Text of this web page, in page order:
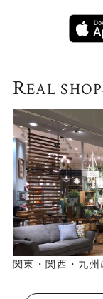
張地の“ボンデ
生産過程で出た
ロジー素材です。
REAL SHOP
関東・関西・九州